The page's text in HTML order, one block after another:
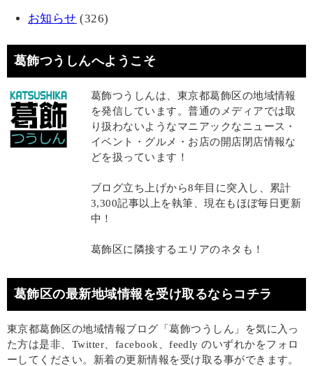
お知らせ (326)
葛飾つうしんへようこそ
葛飾つうしんは、東京都葛飾区の地域情報
を発信しています。普通のメディアでは取
り扱わないようなマニアックなニュース・
イベント・グルメ・お店の開店閉店情報な
どを扱っています！
ブログ立ち上げから8年目に突入し、累計
3,300記事以上を執筆、現在もほぼ毎日更新
中！
葛飾区に隣接するエリアのネタも！
葛飾区の最新地域情報を受け取るならコチラ
東京都葛飾区の地域情報ブログ「葛飾つうしん」を気に入っ
た方は是非、Twitter、facebook、feedly のいずれかをフォロ
ーしてください。新着の更新情報を受け取る事ができます。